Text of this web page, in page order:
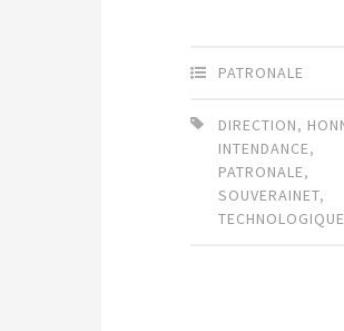
PATRONALE
DIRECTION,
INTENDANCE,
PATRONALE,
SOUVERAINET,
TECHNOLOGIQUE